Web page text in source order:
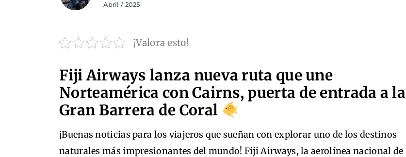
Abril / 2025
¡Valora esto!
Fiji Airways lanza nueva ruta que une
Norteamérica con Cairns, puerta de entrada a la
Gran Barrera de Coral
¡Buenas noticias para los viajeros que sueñan con explorar uno de los destinos
naturales más impresionantes del mundo! Fiji Airways, la aerolínea nacional de